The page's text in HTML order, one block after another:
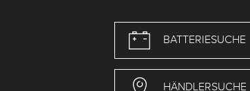
BATTERIESUCHE
HÄNDLERSUCHE